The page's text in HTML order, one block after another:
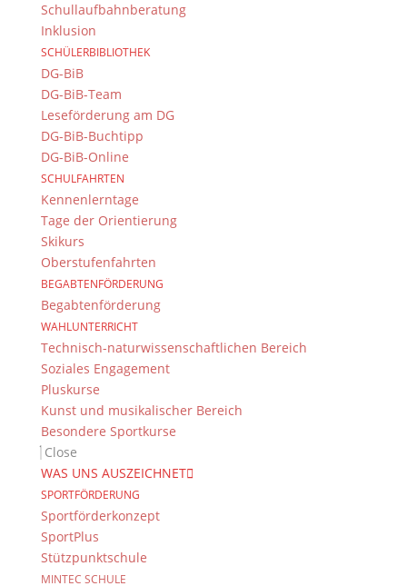
Schullaufbahnberatung
Inklusion
SCHÜLERBIBLIOTHEK
DG-BiB
DG-BiB-Team
Leseförderung am DG
DG-BiB-Buchtipp
DG-BiB-Online
SCHULFAHRTEN
Kennenlerntage
Tage der Orientierung
Skikurs
Oberstufenfahrten
BEGABTENFÖRDERUNG
Begabtenförderung
WAHLUNTERRICHT
Technisch-naturwissenschaftlichen Bereich
Soziales Engagement
Pluskurse
Kunst und musikalischer Bereich
Besondere Sportkurse
Close
WAS UNS AUSZEICHNET
SPORTFÖRDERUNG
Sportförderkonzept
SportPlus
Stützpunktschule
MINTEC SCHULE
Bleiben Sie immer auf dem neusten Stand und
folgen Sie uns auf Twitter
Folgen Sie dem
Kontakt Webteam
Kontaktieren Sie das Webteam
© 2015-2017 Dientzenhofer-Gymnasium Bamberg -
Von Hand erstellt. Mit viel
, und